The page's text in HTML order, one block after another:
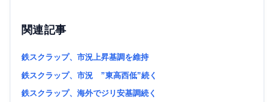
関連記事
鉄スクラップ、市況上昇基調を維持
鉄スクラップ、市況 ”東高西低”続く
鉄スクラップ、海外でジリ安基調続く